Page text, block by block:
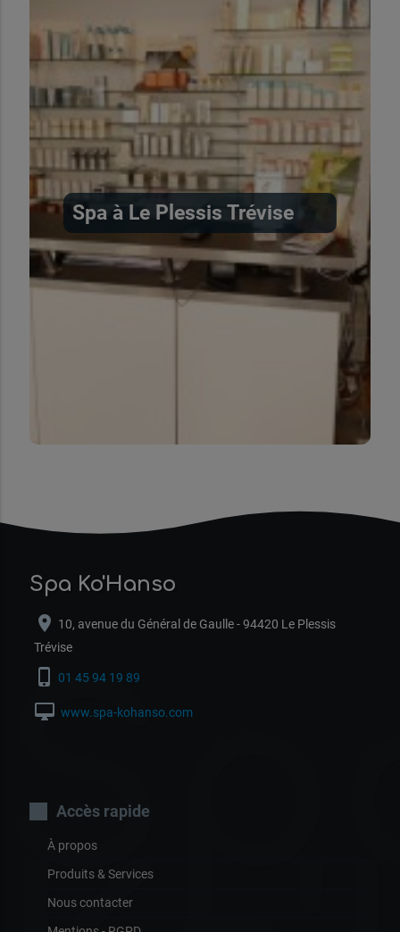
Spa à Le Plessis Trévise
Spa Ko'Hanso
location_on 10, avenue du Général de Gaulle - 94420 Le Plessis
Trévise
phone_iphone 01 45 94 19 89
desktop_mac www.spa-kohanso.com
Accès rapide
À propos
Produits & Services
Nous contacter